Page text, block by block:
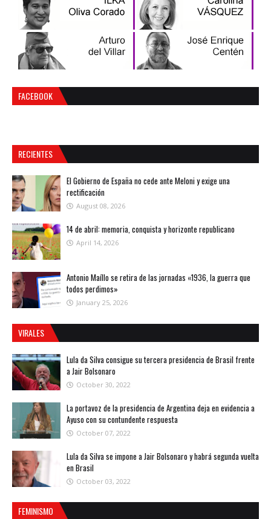
FACEBOOK
RECIENTES
El Gobierno de España no cede ante Meloni y exige una
rectificación
August 08, 2026
14 de abril: memoria, conquista y horizonte republicano
April 14, 2026
Antonio Maíllo se retira de las jornadas «1936, la guerra que
todos perdimos»
January 25, 2026
VIRALES
Lula da Silva consigue su tercera presidencia de Brasil frente
a Jair Bolsonaro
October 30, 2022
La portavoz de la presidencia de Argentina deja en evidencia a
Ayuso con su contundente respuesta
October 07, 2022
Lula da Silva se impone a Jair Bolsonaro y habrá segunda vuelta
en Brasil
October 03, 2022
FEMINISMO